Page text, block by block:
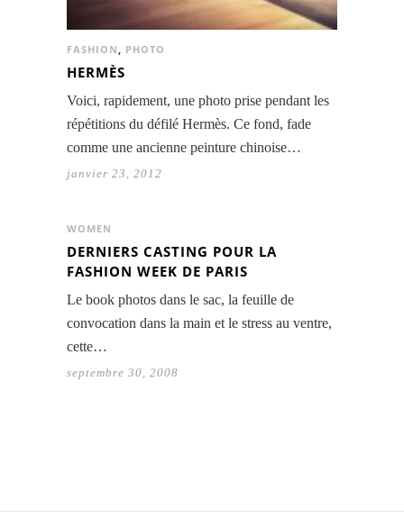
FASHION, PHOTO
HERMÈS
Voici, rapidement, une photo prise pendant les
répétitions du défilé Hermès. Ce fond, fade
comme une ancienne peinture chinoise…
janvier 23, 2012
WOMEN
DERNIERS CASTING POUR LA
FASHION WEEK DE PARIS
Le book photos dans le sac, la feuille de
convocation dans la main et le stress au ventre,
cette…
septembre 30, 2008